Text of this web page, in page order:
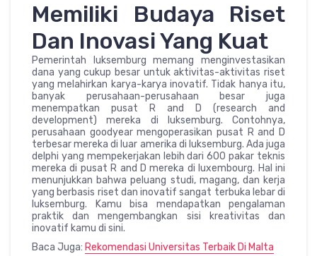
Memiliki Budaya Riset
Dan Inovasi Yang Kuat
Pemerintah luksemburg memang menginvestasikan
dana yang cukup besar untuk aktivitas-aktivitas riset
yang melahirkan karya-karya inovatif. Tidak hanya itu,
banyak perusahaan-perusahaan besar juga
menempatkan pusat R and D (research and
development) mereka di luksemburg. Contohnya,
perusahaan goodyear mengoperasikan pusat R and D
terbesar mereka di luar amerika di luksemburg. Ada juga
delphi yang mempekerjakan lebih dari 600 pakar teknis
mereka di pusat R and D mereka di luxembourg. Hal ini
menunjukkan bahwa peluang studi, magang, dan kerja
yang berbasis riset dan inovatif sangat terbuka lebar di
luksemburg. Kamu bisa mendapatkan pengalaman
praktik dan mengembangkan sisi kreativitas dan
inovatif kamu di sini.
Baca Juga: Rekomendasi Universitas Terbaik Di Malta